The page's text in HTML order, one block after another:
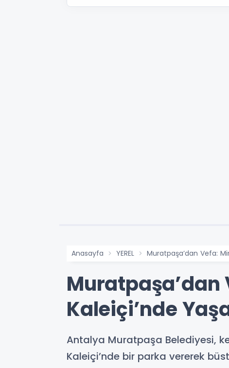
Anasayfa YEREL Muratpaşa’dan Vefa:
Muratpaşa’dan
Kaleiçi’nde
Antalya Muratpaşa Belediyesi,
Kaleiçi’nde bir parka vererek